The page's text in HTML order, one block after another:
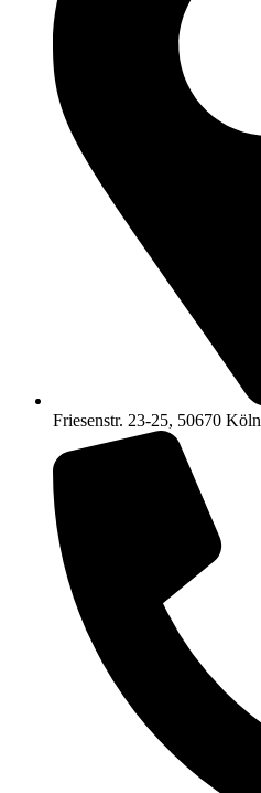
Friesenstr. 23-25, 50670 Köln